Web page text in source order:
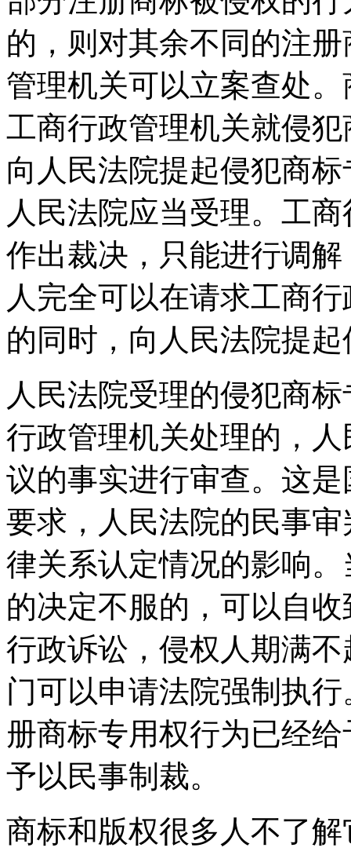
的，则对其余不同的注
管理机关可以立案查处
工商行政管理机关就侵
向人民法院提起侵犯商
人民法院应当受理。工
作出裁决，只能进行调
人完全可以在请求工商
的同时，向人民法院提
人民法院受理的侵犯商
行政管理机关处理的，
议的事实进行审查。这
要求，人民法院的民事
律关系认定情况的影响
的决定不服的，可以自
行政诉讼，侵权人期满
门可以申请法院强制执
册商标专用权行为已经
予以民事制裁。
商标和版权很多人不了